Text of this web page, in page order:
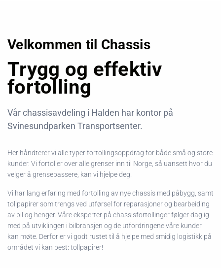
Velkommen til Chassis
Trygg og effektiv
fortolling
Vår chassisavdeling i Halden har kontor på
Svinesundparken Transportsenter.
Her håndterer vi alle typer fortollingsoppdrag for både små og store
kunder. Vi fortoller over alle grenser inn til Norge, så uansett hvor du
velger å grensepassere, kan vi hjelpe deg.
Vi har lang erfaring med fortolling av nye chassis med påbygg, samt
tollpapirer som trengs ved utførsel for reparasjoner og bearbeiding
av bil og henger. Våre eksperter på chassisfortollinger følger daglig
med på utviklingen i bilbransjen og de utfordringene våre kunder
kan møte. Derfor er vi godt rustet til å hjelpe med smidig logistikk på
området vi kan best: tollpapirer!